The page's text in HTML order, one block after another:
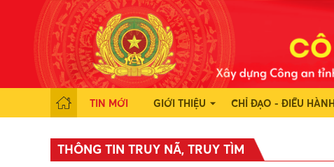
TIN MỚI GIỚI THIỆU CHỈ ĐẠO - ĐIỀU HÀNH
THÔNG TIN TRUY NÃ, TRUY TÌM